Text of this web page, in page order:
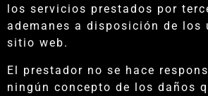
los servicios prestados por
ademanes a disposición de los
sitio web.
El prestador no se hace
ningún concepto de los daños